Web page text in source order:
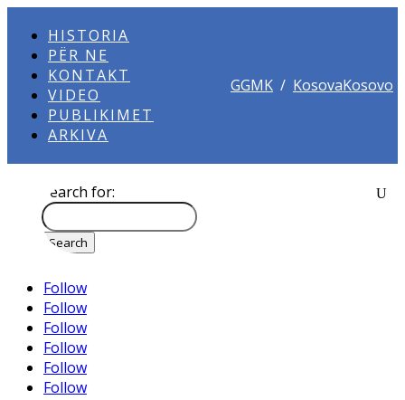
HISTORIA
PËR NE
KONTAKT
VIDEO
PUBLIKIMET
ARKIVA
GGMK / KosovaKosovo
Search for:
Follow
Follow
Follow
Follow
Follow
Follow